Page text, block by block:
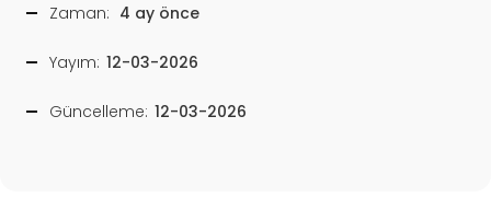
Zaman: 4 ay önce
Yayım: 12-03-2026
Güncelleme: 12-03-2026